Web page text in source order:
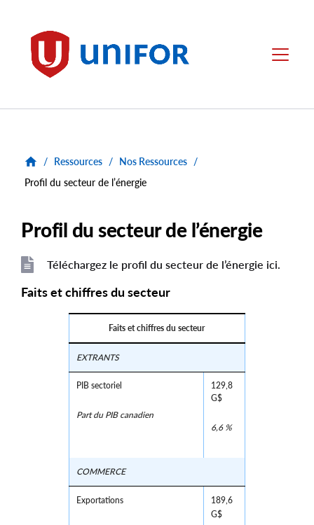
Unifor Menu
/ Ressources / Nos Ressources /
Profil du secteur de l’énergie
Profil du secteur de l’énergie
File
File
Téléchargez le profil du secteur de l’énergie ici.
Faits et chiffres du secteur
Faits et chiffres du secteur
EXTRANTS
PIB sectoriel
Part du PIB canadien
129,8
G$
6,6 %
COMMERCE
Exportations
189,6
G$